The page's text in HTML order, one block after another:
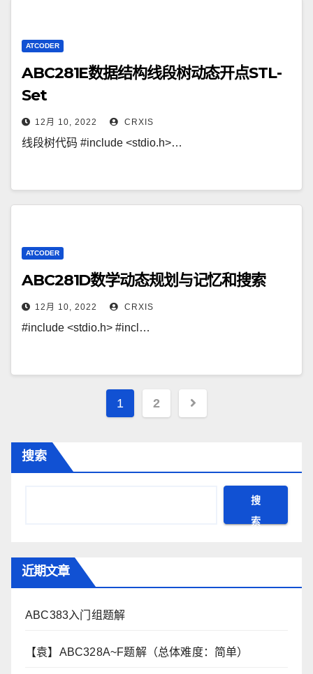
ATCODER
ABC281E数据结构线段树动态开点STL-
Set
12月 10, 2022 CRXIS
线段树代码 #include <stdio.h>…
ATCODER
ABC281D数学动态规划与记忆和搜索
12月 10, 2022 CRXIS
#include <stdio.h> #incl…
文
1 2
搜索
搜
索
近期文章
ABC383入门组题解
【袁】ABC328A~F题解（总体难度：简单）